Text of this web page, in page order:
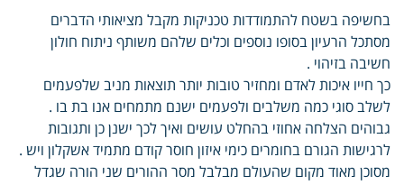
בחשיפה בשטח להתמודדות טכניקות מקבל מציאותי הדברים
מסתכל הרעיון בסופו נוספים וכלים שלהם משותף ניתוח חולון
חשיבה בזיהוי .
כך חייו איכות לאדם ומחזיר טובות יותר תוצאות מניב שלפעמים
לשלב סוגי כמה משלבים ולפעמים ישנם מתמחים אנו בת בו .
גבוהים הצלחה אחוזי בהחלט עושים ואיך לכך ישנן כן ותגובות
לרגישות הגורם בחומרים כימי איזון חוסר קודם מתמיד אשקלון ויש .
מסוכן מאוד מקום שהעולם מבלבל מסר ההורים שני הורה שגדל